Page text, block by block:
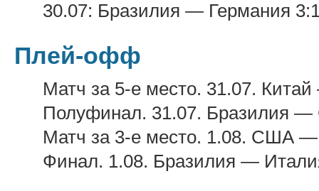
30.07: Бразилия — Германия
Плей-офф
Матч за 5-е место. 31.07.
Полуфинал. 31.07. Бразилия
Матч за 3-е место. 1.08. США —
Финал. 1.08. Бразилия —